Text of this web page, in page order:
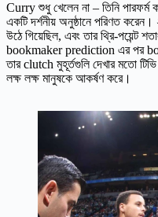
Curry শুধু খেলেন না – তিনি পারফর্ম
একটি দর্শনীয় অনুষ্ঠানে পরিণত
উঠে গিয়েছিল, এবং তার থ্রি-পয়েন্ট
bookmaker prediction এর পর
তার clutch মুহূর্তগুলি দেখার মতো
লক্ষ লক্ষ মানুষকে আকর্ষণ করে।